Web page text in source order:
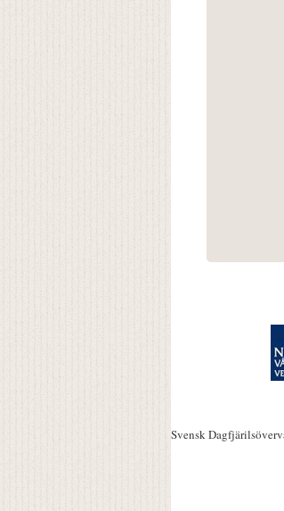
Svensk